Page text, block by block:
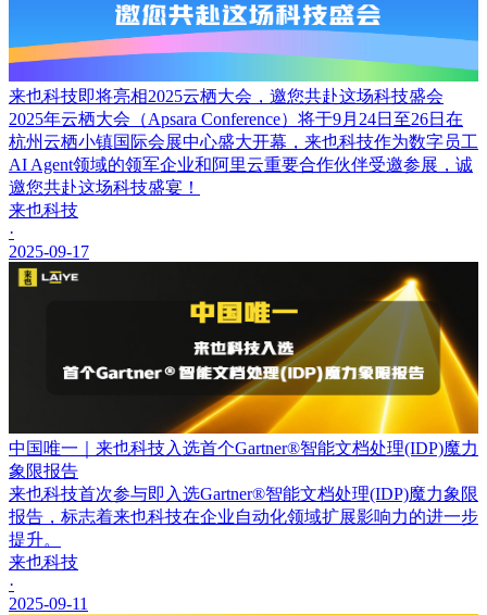
来也科技即将亮相2025云栖大会，邀您共赴这场科技盛会
2025年云栖大会（Apsara Conference）将于9月24日至26日在
杭州云栖小镇国际会展中心盛大开幕，来也科技作为数字员工
AI Agent领域的领军企业和阿里云重要合作伙伴受邀参展，诚
邀您共赴这场科技盛宴！
来也科技
·
2025-09-17
中国唯一｜来也科技入选首个Gartner®智能文档处理(IDP)魔力
象限报告
来也科技首次参与即入选Gartner®智能文档处理(IDP)魔力象限
报告，标志着来也科技在企业自动化领域扩展影响力的进一步
提升。
来也科技
·
2025-09-11